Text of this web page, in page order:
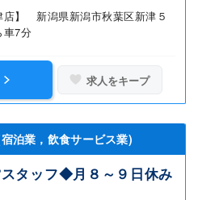
店】 新潟県新潟市秋葉区新津５
7分
求人をキープ
泊業，飲食サービス業)
タッフ◆月８～９日休み